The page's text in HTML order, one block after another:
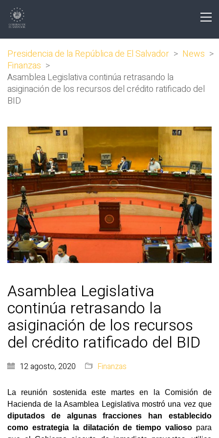
Presidencia de la República de El Salvador > News >
Finanzas >
Asamblea Legislativa continúa retrasando la
asiginación de los recursos del crédito ratificado del
BID
Asamblea Legislativa
continúa retrasando la
asiginación de los recursos
del crédito ratificado del BID
12 agosto, 2020 Finanzas
La reunión sostenida este martes en la Comisión de
diputados de algunas fracciones han establecido
como estrategia la dilatación de tiempo valioso para